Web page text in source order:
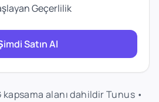
Geçerlilik
Satın Al
alanı dahildir Tunus •